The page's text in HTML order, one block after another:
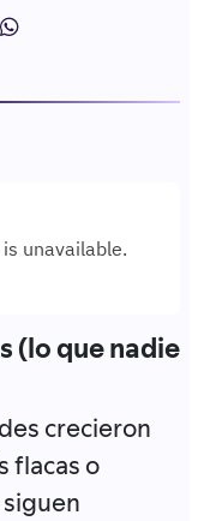
(lo que nadie
crecieron
flacas o